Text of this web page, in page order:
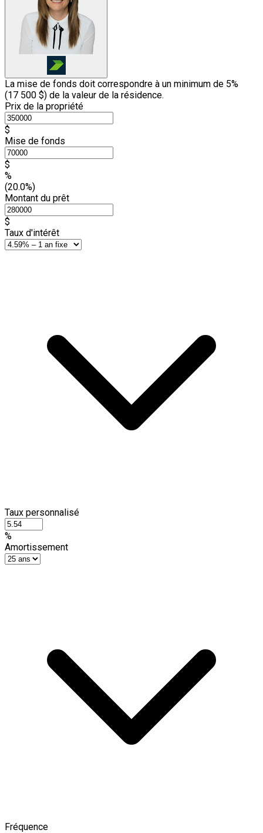
La mise de fonds doit correspondre à un minimum de 5%
(17 500 $) de la valeur de la résidence.
Prix de la propriété
$
Mise de fonds
$
%
(20.0%)
Montant du prêt
$
Taux d'intérêt
Taux personnalisé
%
Amortissement
Fréquence